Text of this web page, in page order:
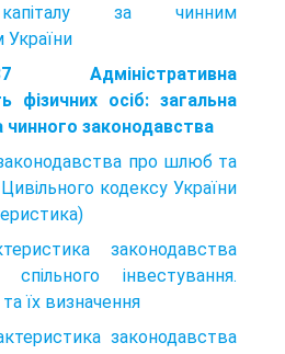
за чинним
фізичних осіб: загальна
чинного законодавства
про шлюб та
кодексу України
законодавства
інвестування.
їх визначення
законодавства